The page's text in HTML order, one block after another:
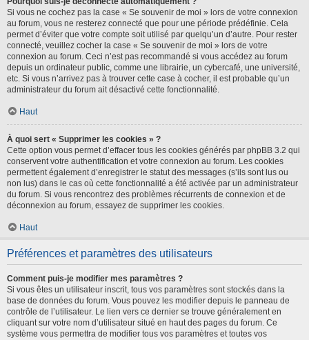
Si vous ne cochez pas la case « Se souvenir de moi » lors de votre connexion
au forum, vous ne resterez connecté que pour une période prédéfinie. Cela
permet d’éviter que votre compte soit utilisé par quelqu’un d’autre. Pour rester
connecté, veuillez cocher la case « Se souvenir de moi » lors de votre
connexion au forum. Ceci n’est pas recommandé si vous accédez au forum
depuis un ordinateur public, comme une librairie, un cybercafé, une université,
etc. Si vous n’arrivez pas à trouver cette case à cocher, il est probable qu’un
administrateur du forum ait désactivé cette fonctionnalité.
Haut
À quoi sert « Supprimer les cookies » ?
Cette option vous permet d’effacer tous les cookies générés par phpBB 3.2 qui
conservent votre authentification et votre connexion au forum. Les cookies
permettent également d’enregistrer le statut des messages (s’ils sont lus ou
non lus) dans le cas où cette fonctionnalité a été activée par un administrateur
du forum. Si vous rencontrez des problèmes récurrents de connexion et de
déconnexion au forum, essayez de supprimer les cookies.
Haut
Préférences et paramètres des utilisateurs
Comment puis-je modifier mes paramètres ?
Si vous êtes un utilisateur inscrit, tous vos paramètres sont stockés dans la
base de données du forum. Vous pouvez les modifier depuis le panneau de
contrôle de l’utilisateur. Le lien vers ce dernier se trouve généralement en
cliquant sur votre nom d’utilisateur situé en haut des pages du forum. Ce
système vous permettra de modifier tous vos paramètres et toutes vos